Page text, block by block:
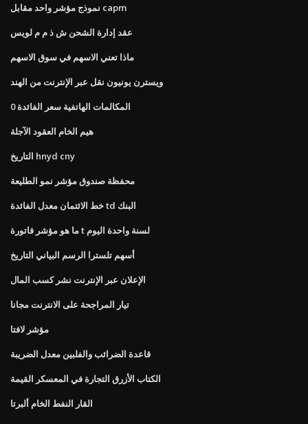
نموذج مؤشر واحد مقابل capm
عقد إدارة الشحن ش ذ م م لويس
ماذا تعني الاسهم في سوق الاسهم
ويسترن يونيون نقل عبر الإنترنت من الهند
0 المكالمات الهاتفية سعر الفائدة
هيم الخام العقود الآجلة
التاريخ hnyd cny
محفظة صندوق مؤشر نمو الطليعة
خط الائتمان معدل الفائدة td البنك
ما هو مؤشر فاتورة t لسنة واحدة اليوم
أسهم تلسترا الرسم البياني التاريخ
الإعلان عبر الإنترنت نشر كسب المال
تيار المراجحة على الانترنت مجانا
مؤشر لافتا
قاعدة الضرائب والفلبين معدل الضريبة
الكتاب الأزرق التجارة في المعسكر القيمة
القار النفط الخام ألبرتا